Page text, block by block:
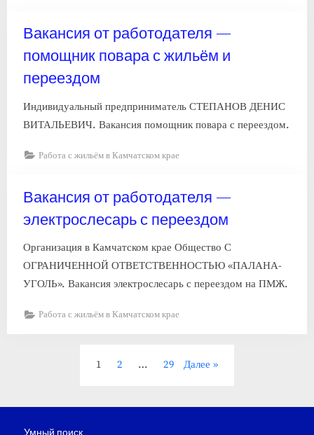
Вакансия от работодателя —
помощник повара с жильём и
переездом
Индивидуальный предприниматель СТЕПАНОВ ДЕНИС
ВИТАЛЬЕВИЧ. Вакансия помощник повара с переездом.
Работа с жильём в Камчатском крае
Вакансия от работодателя —
электрослесарь с переездом
Организация в Камчатском крае Общество С
ОГРАНИЧЕННОЙ ОТВЕТСТВЕННОСТЬЮ «ПАЛАНА-
УГОЛЬ». Вакансия электрослесарь с переездом на ПМЖ.
Работа с жильём в Камчатском крае
1 2 … 29 Далее
Умный поиск